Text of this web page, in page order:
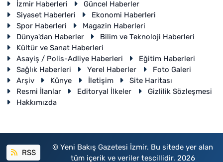
İzmir Haberleri
Güncel Haberler
Siyaset Haberleri
Ekonomi Haberleri
Spor Haberleri
Magazin Haberleri
Dünya'dan Haberler
Bilim ve Teknoloji Haberleri
Kültür ve Sanat Haberleri
Asayiş / Polis-Adliye Haberleri
Eğitim Haberleri
Sağlık Haberleri
Yerel Haberler
Foto Galeri
Arşiv
Künye İletişim
Site Haritası
Resmi İlanlar
Editoryal İlkeler
Gizlilik Sözleşmesi
Hakkımızda
RSS
© Yeni Bakış Gazetesi İzmir. Bu sitede yer alan
tüm içerik ve veriler tescillidir. 2026